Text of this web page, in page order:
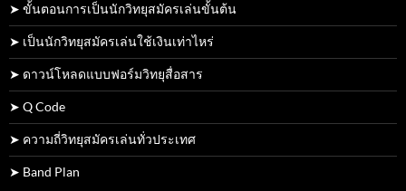
➤ ขั้นตอนการเป็นนักวิทยุสมัครเล่นขั้นต้น
➤ เป็นนักวิทยุสมัครเล่นใช้เงินเท่าไหร่
➤ ดาวน์โหลดแบบฟอร์มวิทยุสื่อสาร
➤ Q Code
➤ ความถี่วิทยุสมัครเล่นทั่วประเทศ
➤ Band Plan